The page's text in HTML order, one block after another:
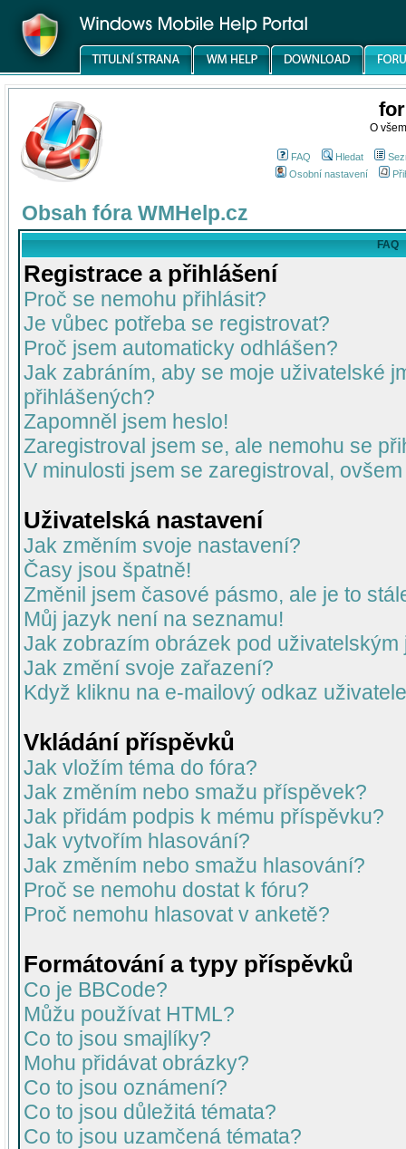
O
FAQ Hledat
Osobní nastavení
Obsah fóra WMHelp.cz
FAQ
Registrace a přihlášení
Proč se nemohu přihlásit?
Je vůbec potřeba se registrovat?
Proč jsem automaticky odhlášen?
Jak zabráním, aby se moje uživatelské
přihlášených?
Zapomněl jsem heslo!
Zaregistroval jsem se, ale nemohu se
V minulosti jsem se zaregistroval,
Uživatelská nastavení
Jak změním svoje nastavení?
Časy jsou špatně!
Změnil jsem časové pásmo, ale je to
Můj jazyk není na seznamu!
Jak zobrazím obrázek pod uživatelským
Jak změní svoje zařazení?
Když kliknu na e-mailový odkaz
Vkládání příspěvků
Jak vložím téma do fóra?
Jak změním nebo smažu příspěvek?
Jak přidám podpis k mému příspěvku?
Jak vytvořím hlasování?
Jak změním nebo smažu hlasování?
Proč se nemohu dostat k fóru?
Proč nemohu hlasovat v anketě?
Formátování a typy příspěvků
Co je BBCode?
Můžu používat HTML?
Co to jsou smajlíky?
Mohu přidávat obrázky?
Co to jsou oznámení?
Co to jsou důležitá témata?
Co to jsou uzamčená témata?